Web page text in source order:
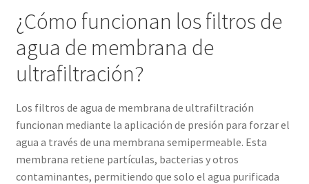
¿Cómo funcionan los filtros de
agua de membrana de
ultrafiltración?
Los filtros de agua de membrana de ultrafiltración
funcionan mediante la aplicación de presión para forzar el
agua a través de una membrana semipermeable. Esta
membrana retiene partículas, bacterias y otros
contaminantes, permitiendo que solo el agua purificada